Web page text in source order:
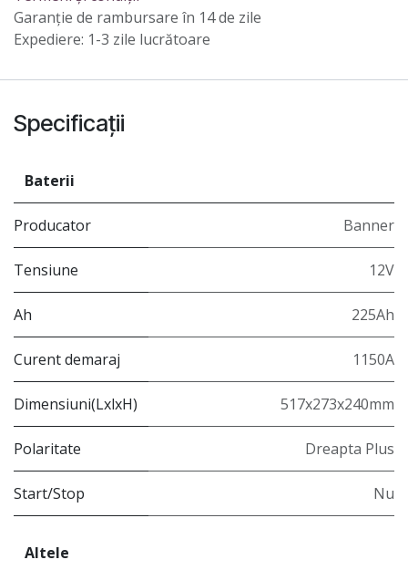
Garanție de rambursare în 14 de zile
Expediere: 1-3 zile lucrătoare
Specificații
Baterii
Producator Banner
Tensiune 12V
Ah 225Ah
Curent demaraj 1150A
Dimensiuni(LxlxH) 517x273x240mm
Polaritate Dreapta Plus
Start/Stop Nu
Altele